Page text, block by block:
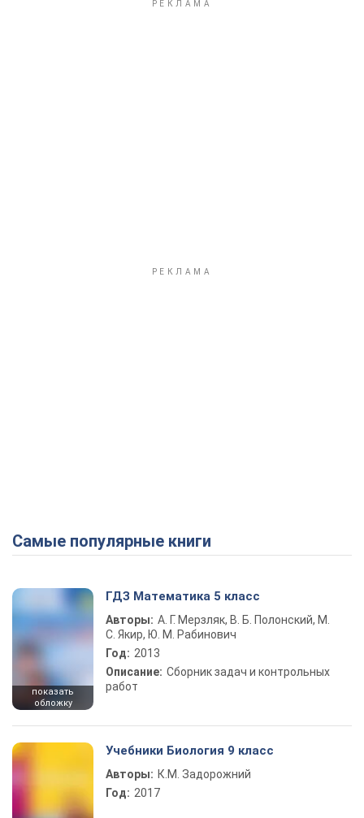
Самые популярные книги
показать
обложку
ГДЗ Математика 5 класс
Авторы: А. Г. Мерзляк, В. Б. Полонский, М.
С. Якир, Ю. М. Рабинович
Год: 2013
Описание: Сборник задач и контрольных
работ
Учебники Биология 9 класс
Авторы: К.М. Задорожний
Год: 2017